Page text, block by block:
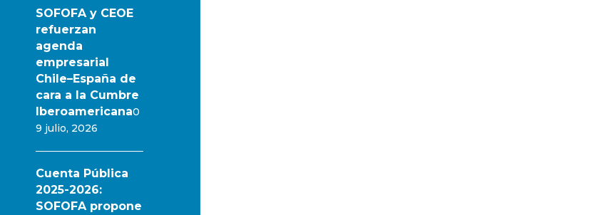
SOFOFA y CEOE
refuerzan
agenda
empresarial
Chile–España de
cara a la Cumbre
Iberoamericana0
9 julio, 2026
Cuenta Pública
2025-2026:
SOFOFA propone